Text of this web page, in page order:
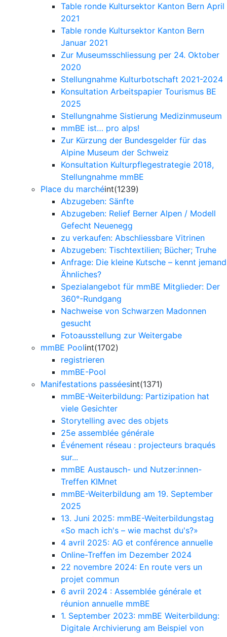
Table ronde Kultursektor Kanton Bern April
2021
Table ronde Kultursektor Kanton Bern
Januar 2021
Zur Museumsschliessung per 24. Oktober
2020
Stellungnahme Kulturbotschaft 2021-2024
Konsultation Arbeitspapier Tourismus BE
2025
Stellungnahme Sistierung Medizinmuseum
mmBE ist… pro alps!
Zur Kürzung der Bundesgelder für das
Alpine Museum der Schweiz
Konsultation Kulturpflegestrategie 2018,
Stellungnahme mmBE
Place du marchéint(1239)
Abzugeben: Sänfte
Abzugeben: Relief Berner Alpen / Modell
Gefecht Neuenegg
zu verkaufen: Abschliessbare Vitrinen
Abzugeben: Tischtextilien; Bücher; Truhe
Anfrage: Die kleine Kutsche – kennt jemand
Ähnliches?
Spezialangebot für mmBE Mitglieder: Der
360°-Rundgang
Nachweise von Schwarzen Madonnen
gesucht
Fotoausstellung zur Weitergabe
mmBE Poolint(1702)
registrieren
mmBE-Pool
Manifestations passéesint(1371)
mmBE-Weiterbildung: Partizipation hat
viele Gesichter
Storytelling avec des objets
25e assemblée générale
Événement réseau : projecteurs braqués
sur...
mmBE Austausch- und Nutzer:innen-
Treffen KIMnet
mmBE-Weiterbildung am 19. September
2025
13. Juni 2025: mmBE-Weiterbildungstag
«So mach ich's – wie machst du's?»
4 avril 2025: AG et conférence annuelle
Online-Treffen im Dezember 2024
22 novembre 2024: En route vers un
projet commun
6 avril 2024 : Assemblée générale et
réunion annuelle mmBE
1. September 2023: mmBE Weiterbildung:
Digitale Archivierung am Beispiel von